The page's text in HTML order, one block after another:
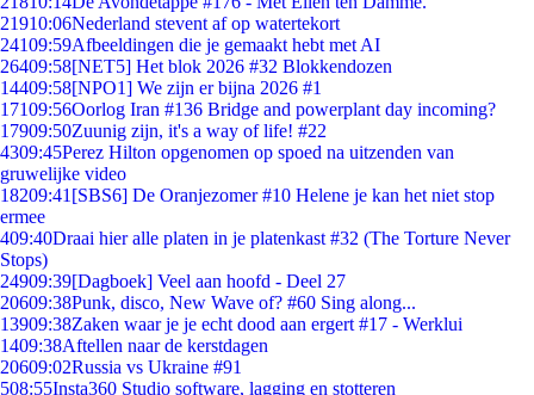
21910:06Nederland stevent af op watertekort
24109:59Afbeeldingen die je gemaakt hebt met AI
26409:58[NET5] Het blok 2026 #32 Blokkendozen
14409:58[NPO1] We zijn er bijna 2026 #1
17109:56Oorlog Iran #136 Bridge and powerplant day incoming?
17909:50Zuunig zijn, it's a way of life! #22
4309:45Perez Hilton opgenomen op spoed na uitzenden van
gruwelijke video
18209:41 [SBS6] De Oranjezomer #10 Helene je kan het niet stop
ermee
409:40Draai hier alle platen in je platenkast #32 (The Torture Never
Stops)
24909:39[Dagboek] Veel aan hoofd - Deel 27
20609:38Punk, disco, New Wave of? #60 Sing along...
13909:38Zaken waar je je echt dood aan ergert #17 - Werklui
1409:38Aftellen naar de kerstdagen
20609:02Russia vs Ukraine #91
508:55Insta360 Studio software, lagging en stotteren